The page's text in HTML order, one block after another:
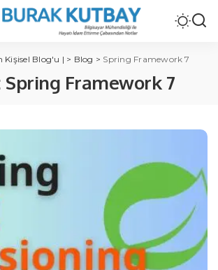
Kişisel Blog'u | > Blog > Spring Framework 7
Spring Framework 7